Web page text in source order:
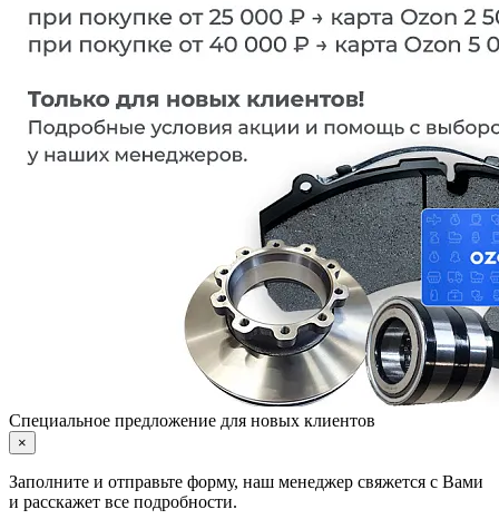
Специальное предложение для новых клиентов
×
Заполните и отправьте форму, наш менеджер свяжется с Вами
и расскажет все подробности.